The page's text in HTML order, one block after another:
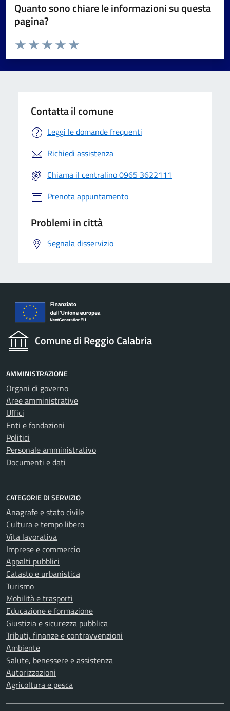
Quanto sono chiare le informazioni su questa
pagina?
Valuta da 1 a 5 stelle la pagina
Valuta 5 stelle su 5
Valuta 4 stelle su 5
Valuta 3 stelle su 5
Valuta 2 stelle su 5
Valuta 1 stelle su 5
Contatta il comune
Leggi le domande frequenti
Richiedi assistenza
Chiama il centralino 0965 3622111
Prenota appuntamento
Problemi in città
Segnala disservizio
Comune di Reggio Calabria
AMMINISTRAZIONE
Organi di governo
Aree amministrative
Uffici
Enti e fondazioni
Politici
Personale amministrativo
Documenti e dati
CATEGORIE DI SERVIZIO
Anagrafe e stato civile
Cultura e tempo libero
Vita lavorativa
Imprese e commercio
Appalti pubblici
Catasto e urbanistica
Turismo
Mobilità e trasporti
Educazione e formazione
Giustizia e sicurezza pubblica
Tributi, finanze e contravvenzioni
Ambiente
Salute, benessere e assistenza
Autorizzazioni
Agricoltura e pesca